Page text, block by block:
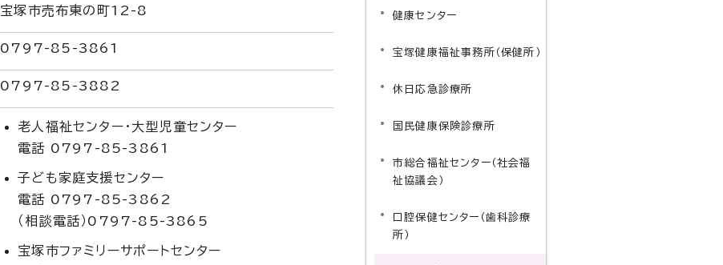
宝塚市売布東の町12-8
0797-85-3861
0797-85-3882
老人福祉センター・大型児童センター
電話 0797-85-3861
子ども家庭支援センター
電話 0797-85-3862
（相談電話）0797-85-3865
宝塚市ファミリーサポートセンター
健康センター
宝塚健康福祉事務所（保健所）
休日応急診療所
国民健康保険診療所
市総合福祉センター（社会福
祉協議会）
口腔保健センター（歯科診療
所）